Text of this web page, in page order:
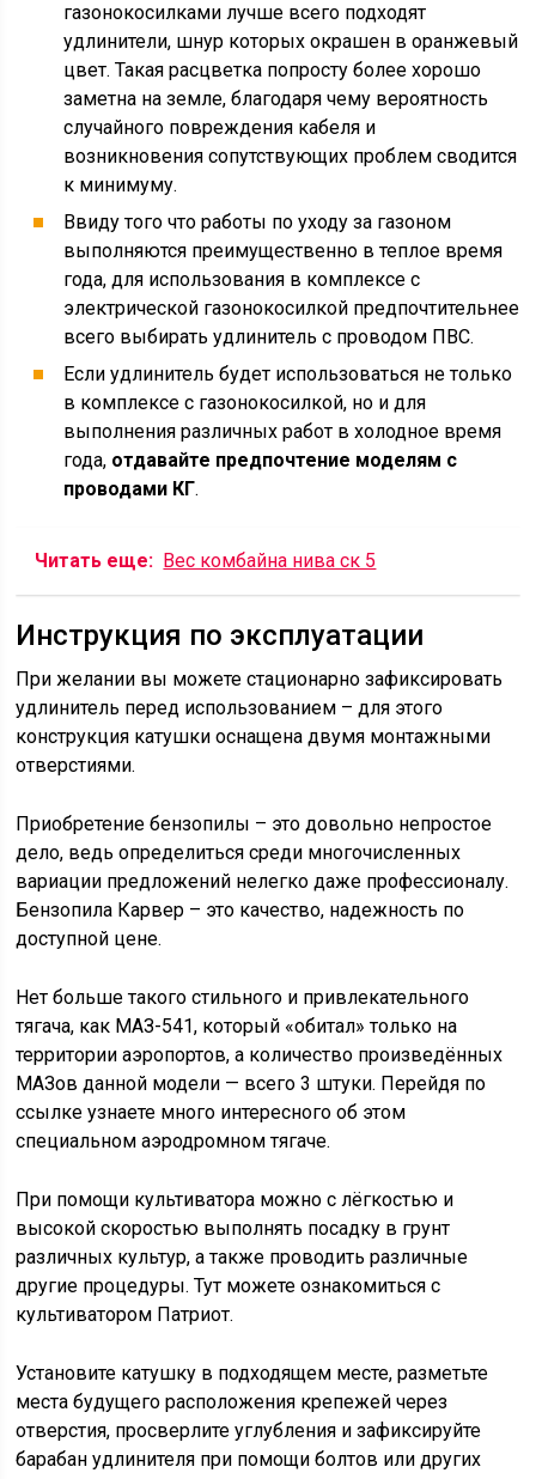
газонокосилками лучше всего подходят
удлинители, шнур которых окрашен в оранжевый
цвет. Такая расцветка попросту более хорошо
заметна на земле, благодаря чему вероятность
случайного повреждения кабеля и
возникновения сопутствующих проблем сводится
к минимуму.
Ввиду того что работы по уходу за газоном
выполняются преимущественно в теплое время
года, для использования в комплексе с
электрической газонокосилкой предпочтительнее
всего выбирать удлинитель с проводом ПВС.
Если удлинитель будет использоваться не только
в комплексе с газонокосилкой, но и для
выполнения различных работ в холодное время
года, отдавайте предпочтение моделям с
проводами КГ.
Читать еще: Вес комбайна нива ск 5
Инструкция по эксплуатации
При желании вы можете стационарно зафиксировать
удлинитель перед использованием – для этого
конструкция катушки оснащена двумя монтажными
отверстиями.
Приобретение бензопилы – это довольно непростое
дело, ведь определиться среди многочисленных
вариации предложений нелегко даже профессионалу.
Бензопила Карвер – это качество, надежность по
доступной цене.
Нет больше такого стильного и привлекательного
тягача, как МАЗ-541, который «обитал» только на
территории аэропортов, а количество произведённых
МАЗов данной модели — всего 3 штуки. Перейдя по
ссылке узнаете много интересного об этом
специальном аэродромном тягаче.
При помощи культиватора можно с лёгкостью и
высокой скоростью выполнять посадку в грунт
различных культур, а также проводить различные
другие процедуры. Тут можете ознакомиться с
культиватором Патриот.
Установите катушку в подходящем месте, разметьте
места будущего расположения крепежей через
отверстия, просверлите углубления и зафиксируйте
барабан удлинителя при помощи болтов или других